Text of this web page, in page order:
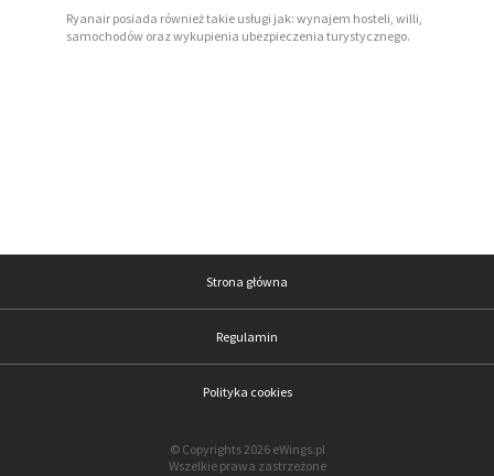
Ryanair posiada również takie usługi jak: wynajem hosteli, willi,
samochodów oraz wykupienia ubezpieczenia turystycznego.
Strona główna
Regulamin
Polityka cookies
© Copyrights 2026 eWings.pl
Wszelkie prawa zastrzeżone